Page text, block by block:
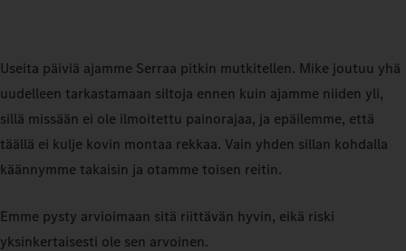
Useita päiviä ajamme Serraa pitkin mutkitellen. Mike joutuu yhä
uudelleen tarkastamaan siltoja ennen kuin ajamme niiden yli,
sillä missään ei ole ilmoitettu painorajaa, ja epäilemme, että
täällä ei kulje kovin montaa rekkaa. Vain yhden sillan kohdalla
käännymme takaisin ja otamme toisen reitin.
Emme pysty arvioimaan sitä riittävän hyvin, eikä riski
yksinkertaisesti ole sen arvoinen.